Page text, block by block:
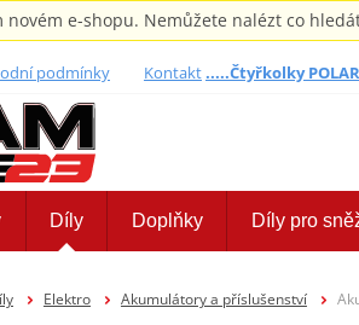
novém e-shopu. Nemůžete nalézt co
podmínky Kontakt.....Čtyřkolky
Díly Doplňky Díly pro
Elektro Akumulátory a příslušenství